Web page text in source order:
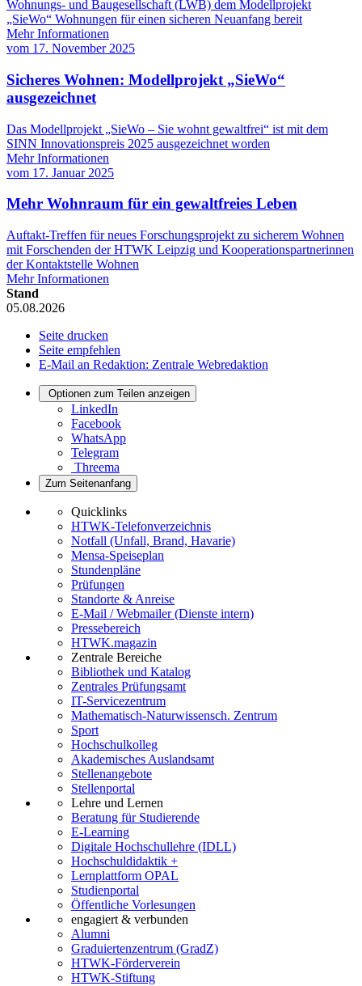
Wohnungs- und Baugesellschaft (LWB) dem Modellprojekt
„SieWo“ Wohnungen für einen sicheren Neuanfang bereit
Mehr Informationen
vom 17. November 2025
Sicheres Wohnen: Modellprojekt „SieWo“
ausgezeichnet
Das Modellprojekt „SieWo – Sie wohnt gewaltfrei“ ist mit dem
SINN Innovationspreis 2025 ausgezeichnet worden
Mehr Informationen
vom 17. Januar 2025
Mehr Wohnraum für ein gewaltfreies Leben
Auftakt-Treffen für neues Forschungsprojekt zu sicherem Wohnen
mit Forschenden der HTWK Leipzig und Kooperationspartnerinnen
der Kontaktstelle Wohnen
Mehr Informationen
Stand
05.08.2026
Seite drucken
Seite empfehlen
E-Mail an Redaktion: Zentrale Webredaktion
Optionen zum Teilen anzeigen
LinkedIn
Facebook
WhatsApp
Telegram
Threema
Zum Seitenanfang
Quicklinks
HTWK-Telefonverzeichnis
Notfall (Unfall, Brand, Havarie)
Mensa-Speiseplan
Stundenpläne
Prüfungen
Standorte & Anreise
E-Mail / Webmailer (Dienste intern)
Pressebereich
HTWK.magazin
Zentrale Bereiche
Bibliothek und Katalog
Zentrales Prüfungsamt
IT-Servicezentrum
Mathematisch-Naturwissensch. Zentrum
Sport
Hochschulkolleg
Akademisches Auslandsamt
Stellenangebote
Stellenportal
Lehre und Lernen
Beratung für Studierende
E-Learning
Digitale Hochschullehre (IDLL)
Hochschuldidaktik +
Lernplattform OPAL
Studienportal
Öffentliche Vorlesungen
engagiert & verbunden
Alumni
Graduiertenzentrum (GradZ)
HTWK-Förderverein
HTWK-Stiftung